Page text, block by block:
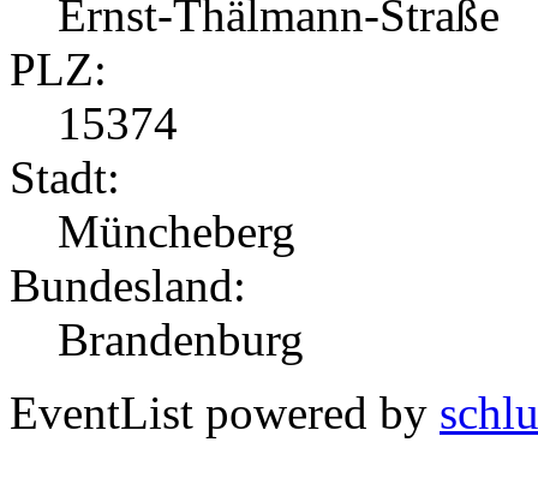
Ernst-Thälmann-Straße
PLZ:
15374
Stadt:
Müncheberg
Bundesland:
Brandenburg
EventList powered by